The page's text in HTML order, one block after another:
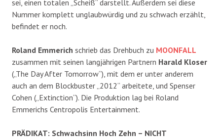
sei, einen totalen „Scheiß“ darstellt. Außerdem sei diese
Nummer komplett unglaubwürdig und zu schwach erzählt,
befindet er noch.
Roland Emmerich schrieb das Drehbuch zu MOONFALL
zusammen mit seinen langjährigen Partnern Harald Kloser
(„The Day After Tomorrow“), mit dem er unter anderem
auch an dem Blockbuster „2012“ arbeitete, und Spenser
Cohen („Extinction“). Die Produktion lag bei Roland
Emmerichs Centropolis Entertainment.
PRÄDIKAT: Schwachsinn Hoch Zehn – NICHT